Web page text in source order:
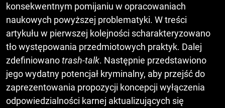
konsekwentnym pomijaniu w opracowaniach
naukowych powyższej problematyki. W treści
artykułu w pierwszej kolejności scharakteryzowano
tło występowania przedmiotowych praktyk. Dalej
zdefiniowanotrash-talk. Następnie przedstawiono
jego wydatny potencjał kryminalny, aby przejść do
zaprezentowania propozycji koncepcji wyłączenia
odpowiedzialności karnej aktualizujących się